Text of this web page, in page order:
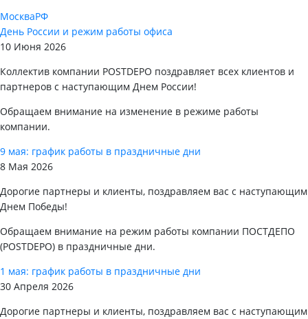
МоскваРФ
День России и режим работы офиса
10 Июня 2026
Коллектив компании POSTDEPO поздравляет всех клиентов и
партнеров с наступающим Днем России!
Обращаем внимание на изменение в режиме работы
компании.
9 мая: график работы в праздничные дни
8 Мая 2026
Дорогие партнеры и клиенты, поздравляем вас с наступающим
Днем Победы!
Обращаем внимание на режим работы компании ПОСТДЕПО
(POSTDEPO) в праздничные дни.
1 мая: график работы в праздничные дни
30 Апреля 2026
Дорогие партнеры и клиенты, поздравляем вас с наступающим